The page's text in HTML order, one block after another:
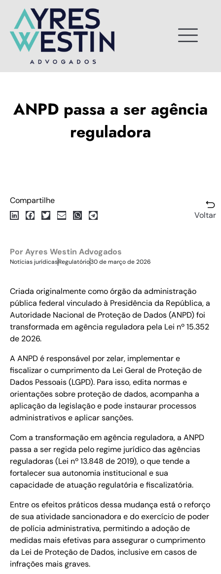
conteúdo
ANPD passa a ser agência
reguladora
Compartilhe
Voltar
Por Ayres Westin Advogados
Notícias jurídicasRegulatório30 de março de 2026
Criada originalmente como órgão da administração
pública federal vinculado à Presidência da República, a
Autoridade Nacional de Proteção de Dados (ANPD) foi
transformada em agência reguladora pela Lei nº 15.352
de 2026.
A ANPD é responsável por zelar, implementar e
fiscalizar o cumprimento da Lei Geral de Proteção de
Dados Pessoais (LGPD). Para isso, edita normas e
orientações sobre proteção de dados, acompanha a
aplicação da legislação e pode instaurar processos
administrativos e aplicar sanções.
Com a transformação em agência reguladora, a ANPD
passa a ser regida pelo regime jurídico das agências
reguladoras (Lei nº 13.848 de 2019), o que tende a
fortalecer sua autonomia institucional e sua
capacidade de atuação regulatória e fiscalizatória.
Entre os efeitos práticos dessa mudança está o reforço
de sua atividade sancionadora e do exercício de poder
de polícia administrativa, permitindo a adoção de
medidas mais efetivas para assegurar o cumprimento
da Lei de Proteção de Dados, inclusive em casos de
infrações mais graves.